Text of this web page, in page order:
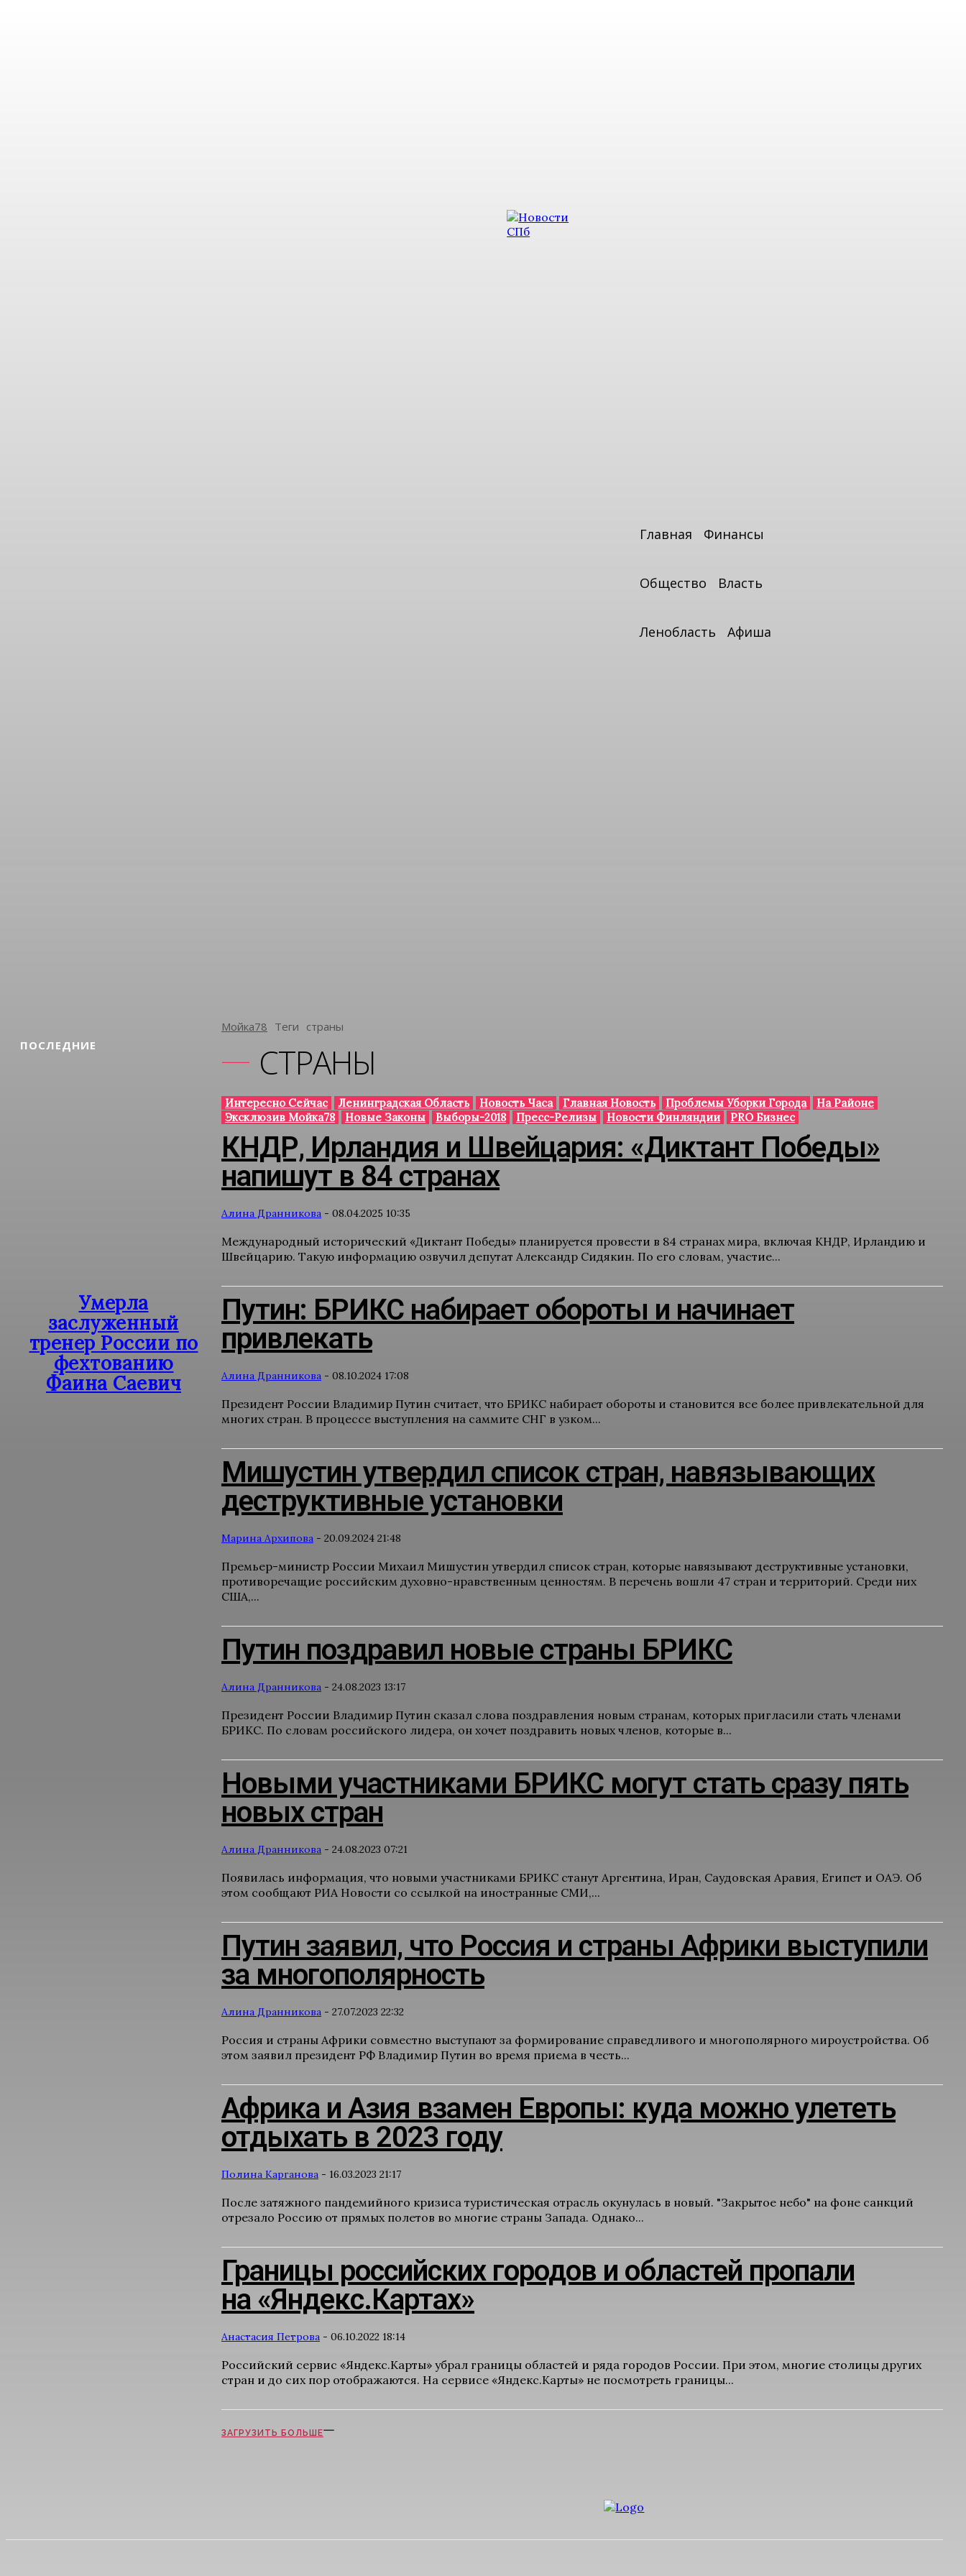
Главная Финансы
Общество Власть
Ленобласть Афиша
ПОСЛЕДНИЕ
Умерла
заслуженный
тренер России по
фехтованию
Фаина Саевич
Мойка78 Теги Страны
СТРАНЫ
Интересно Сейчас Ленинградская Область Новость Часа Главная Новость Проблемы Уборки Города
На Районе
Эксклюзив Мойка78
Новые Законы Выборы-2018 Пресс-Релизы Новости Финляндии PRO Бизнес
КНДР, Ирландия и Швейцария: «Диктант Победы»
напишут в 84 странах
Алина Дранникова - 08.04.2025 10:35
Международный исторический «Диктант Победы» планируется провести в 84 странах мира, включая КНДР, Ирландию и
Швейцарию. Такую информацию озвучил депутат Александр Сидякин. По его словам, участие...
Путин: БРИКС набирает обороты и начинает
привлекать
Алина Дранникова - 08.10.2024 17:08
Президент России Владимир Путин считает, что БРИКС набирает обороты и становится все более привлекательной для
многих стран. В процессе выступления на саммите СНГ в узком...
Мишустин утвердил список стран, навязывающих
деструктивные установки
Марина Архипова - 20.09.2024 21:48
Премьер-министр России Михаил Мишустин утвердил список стран, которые навязывают деструктивные установки,
противоречащие российским духовно-нравственным ценностям. В перечень вошли 47 стран и территорий. Среди них
США,...
Путин поздравил новые страны БРИКС
Алина Дранникова - 24.08.2023 13:17
Президент России Владимир Путин сказал слова поздравления новым странам, которых пригласили стать членами
БРИКС. По словам российского лидера, он хочет поздравить новых членов, которые в...
Новыми участниками БРИКС могут стать сразу пять
новых стран
Алина Дранникова - 24.08.2023 07:21
Появилась информация, что новыми участниками БРИКС станут Аргентина, Иран, Саудовская Аравия, Египет и ОАЭ. Об
этом сообщают РИА Новости со ссылкой на иностранные СМИ,...
Путин заявил, что Россия и страны Африки выступили
за многополярность
Алина Дранникова - 27.07.2023 22:32
Россия и страны Африки совместно выступают за формирование справедливого и многополярного мироустройства. Об
этом заявил президент РФ Владимир Путин во время приема в честь...
Африка и Азия взамен Европы: куда можно улететь
отдыхать в 2023 году
Полина Карганова - 16.03.2023 21:17
После затяжного пандемийного кризиса туристическая отрасль окунулась в новый. "Закрытое небо" на фоне санкций
отрезало Россию от прямых полетов во многие страны Запада. Однако...
Границы российских городов и областей пропали
на «Яндекс.Картах»
Анастасия Петрова - 06.10.2022 18:14
Российский сервис «Яндекс.Карты» убрал границы областей и ряда городов России. При этом, многие столицы других
стран и до сих пор отображаются. На сервисе «Яндекс.Карты» не посмотреть границы...
ЗАГРУЗИТЬ БОЛЬШЕ